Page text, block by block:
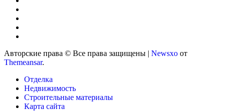
Авторские права © Все права защищены | Newsxo от
Themeansar.
Отделка
Недвижимость
Строительные материалы
Карта сайта